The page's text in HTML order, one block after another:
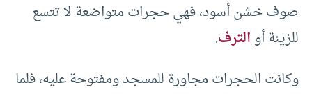
صوف خشن أسود، فهي حجرات متواضعة لا تتسع
للزينة أوالترف.
وكانت الحجرات مجاورة للمسجد ومفتوحة عليه، فلما